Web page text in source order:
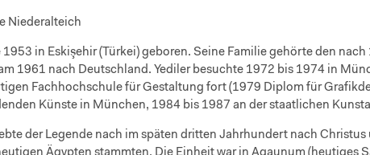
Niederalteich
1953 in Eskişehir (Türkei) geboren. Seine Familie gehörte den
1961 nach Deutschland. Yediler besuchte 1972 bis 1974 in
Fachhochschule für Gestaltung fort (1979 Diplom für
Künste in München, 1984 bis 1987 an der staatlichen
der Legende nach im späten dritten Jahrhundert nach